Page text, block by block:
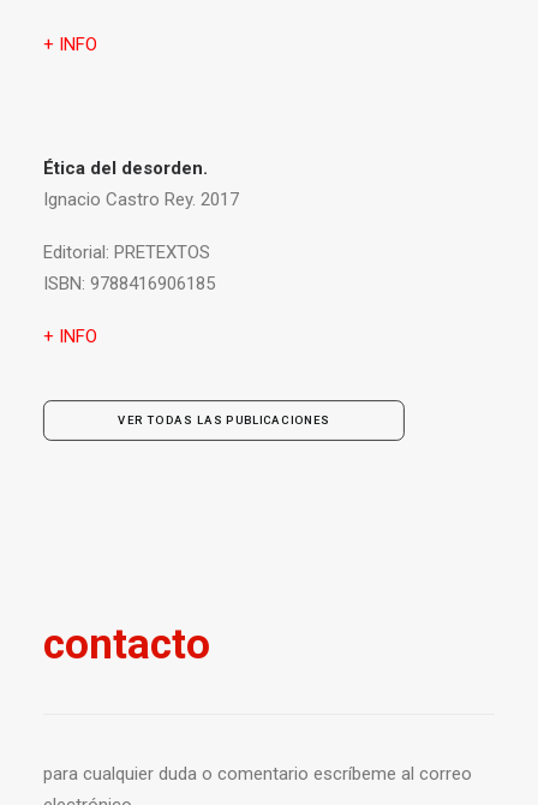
+ INFO
Ética del desorden.
Ignacio Castro Rey. 2017
Editorial: PRETEXTOS
ISBN: 9788416906185
+ INFO
VER TODAS LAS PUBLICACIONES
contacto
para cualquier duda o comentario escríbeme al correo